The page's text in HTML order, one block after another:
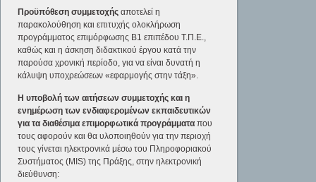
Προϋπόθεση συμμετοχής αποτελεί η
παρακολούθηση και επιτυχής ολοκλήρωση
προγράμματος επιμόρφωσης Β1 επιπέδου Τ.Π.Ε.,
καθώς και η άσκηση διδακτικού έργου κατά την
παρούσα χρονική περίοδο, για να είναι δυνατή η
κάλυψη υποχρεώσεων «εφαρμογής στην τάξη».
Η υποβολή των αιτήσεων συμμετοχής και η
ενημέρωση των ενδιαφερομένων εκπαιδευτικών
για τα διαθέσιμα επιμορφωτικά προγράμματα που
τους αφορούν και θα υλοποιηθούν για την περιοχή
τους γίνεται ηλεκτρονικά μέσω του Πληροφοριακού
Συστήματος (MIS) της Πράξης, στην ηλεκτρονική
διεύθυνση: